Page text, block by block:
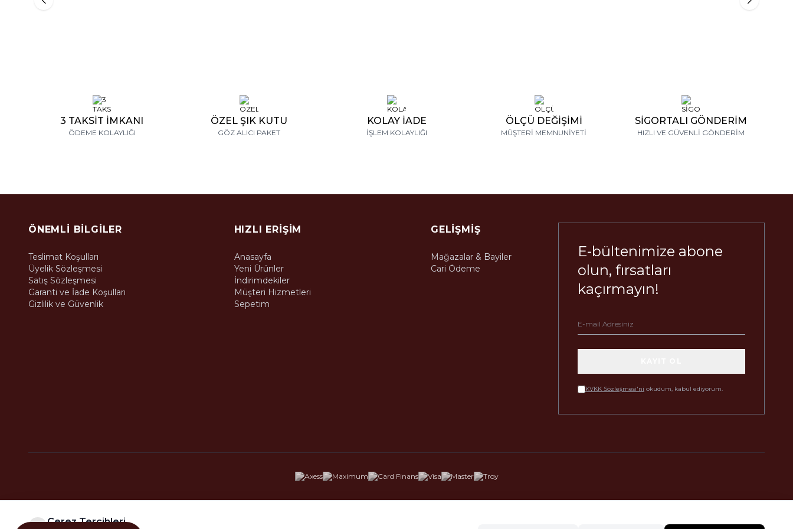
3 TAKSİT İMKANI
ÖDEME KOLAYLIĞI
ÖZEL ŞIK KUTU
GÖZ ALICI PAKET
KOLAY İADE
İŞLEM KOLAYLIĞI
ÖLÇÜ DEĞİŞİMİ
MÜŞTERİ MEMNUNİYETİ
SİGORTALI GÖNDERİM
HIZLI VE GÜVENLİ GÖNDERİM
ÖNEMLI BILGILER
Teslimat Koşulları
Üyelik Sözleşmesi
Satış Sözleşmesi
Garanti ve İade Koşulları
Gizlilik ve Güvenlik
HIZLI ERIŞIM
Anasayfa
Yeni Ürünler
İndirimdekiler
Müşteri Hizmetleri
Sepetim
GELIŞMIŞ
Mağazalar & Bayiler
Cari Ödeme
E-bültenimize abone
olun, fırsatları
kaçırmayın!
KVKK Sözleşmesi'ni okudum, kabul ediyorum.
Halaskargazi Mah. Rumeli Cd. Rumeli Pasajı No: 45/18-19, 34371 Nişantaşı Şişli/İstanbul
Çerez Tercihleri